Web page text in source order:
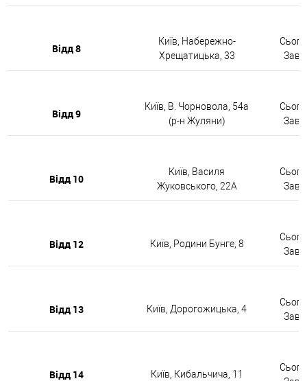
Відд 8
Київ, Набережно-
Хрещатицька, 33
Відд 9
Київ, В. Чорновола, 54а
(р-н Жуляни)
Відд 10
Київ, Василя
Жуковського, 22А
Відд 12 Київ, Родини Бунге, 8
Відд 13 Київ, Дорогожицька, 4
Відд 14 Київ, Кибальчича, 11